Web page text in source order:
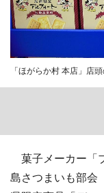
「ほがらか村 本店」店
菓子メーカー「
島さつまいも部会